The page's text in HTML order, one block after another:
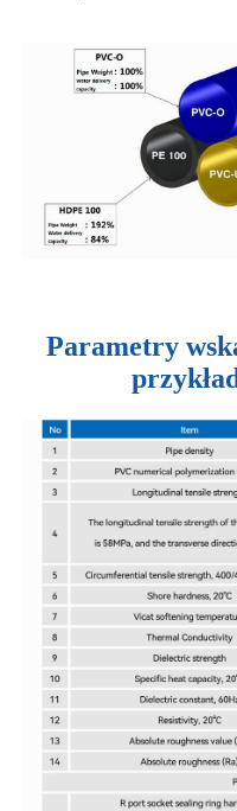
Parametry